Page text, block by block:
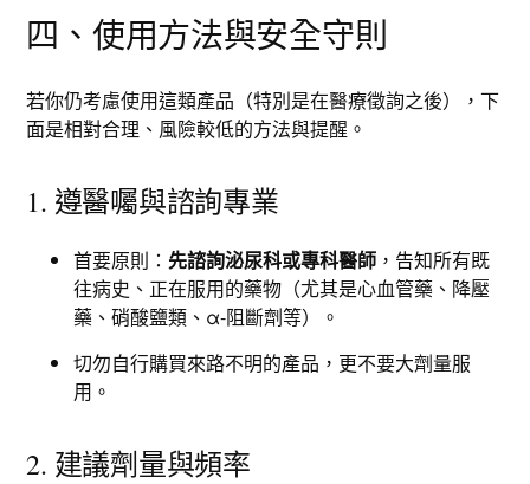
四、使用方法與安全守則
若你仍考慮使用這類產品（特別是在醫療徵詢之後），下
面是相對合理、風險較低的方法與提醒。
1. 遵醫囑與諮詢專業
首要原則： 先諮詢泌尿科或專科醫師 ，告知所有既
往病史、正在服用的藥物（尤其是心血管藥、降壓
藥、硝酸鹽類、α-阻斷劑等）。
切勿自行購買來路不明的產品，更不要大劑量服
用。
2. 建議劑量與頻率